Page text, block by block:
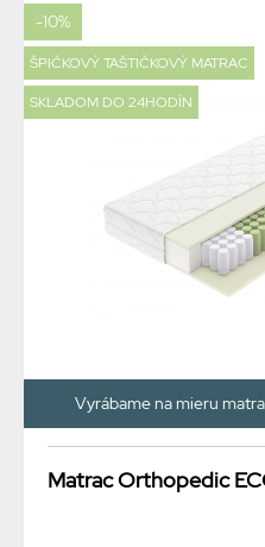
-10%
ŠPIČKOVÝ TAŠTIČKOVÝ MATRAC
SKLADOM DO 24HODÍN
Vyrábame na mieru
Matrac Orthopedic